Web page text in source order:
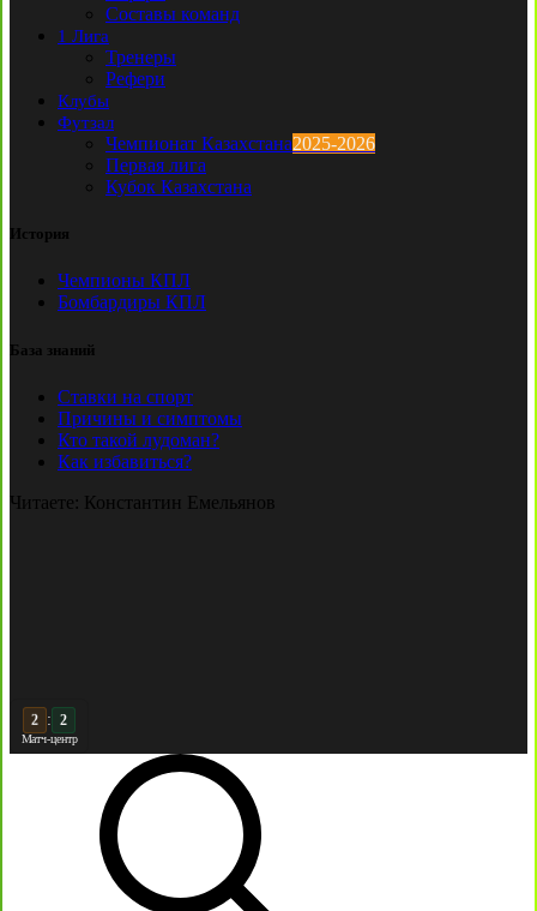
Составы команд
1 Лига
Тренеры
Рефери
Клубы
Футзал
Чемпионат Казахстана2025-2026
Первая лига
Кубок Казахстана
История
Чемпионы КПЛ
Бомбардиры КПЛ
База знаний
Ставки на спорт
Причины и симптомы
Кто такой лудоман?
Как избавиться?
Читаете: Константин Емельянов
3 : 2
Матч-центр